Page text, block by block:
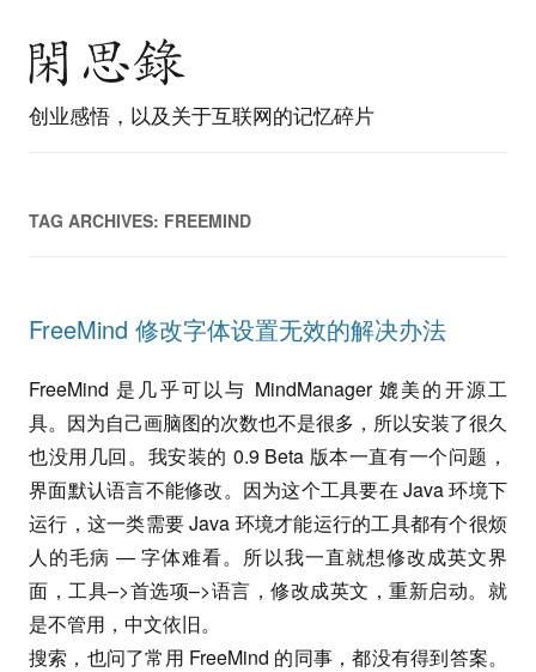
创业感悟，以及关于互联网的记忆碎片
TAG ARCHIVES: FREEMIND
FreeMind 修改字体设置无效的解决办法
FreeMind 是几乎可以与 MindManager 媲美的开源工
具。因为自己画脑图的次数也不是很多，所以安装了很久
也没用几回。我安装的 0.9 Beta 版本一直有一个问题，
界面默认语言不能修改。因为这个工具要在 Java 环境下
运行，这一类需要 Java 环境才能运行的工具都有个很烦
人的毛病 — 字体难看。所以我一直就想修改成英文界
面，工具–>首选项–>语言，修改成英文，重新启动。就
是不管用，中文依旧。
搜索，也问了常用 FreeMind 的同事，都没有得到答案。